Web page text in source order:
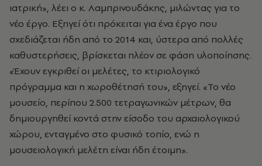
ιατρική», λέει ο κ. Λαμπρινουδάκης, μιλώντας για το
νέο έργο. Εξηγεί ότι πρόκειται για ένα έργο που
σχεδιάζεται ήδη από το 2014 και, ύστερα από πολλές
καθυστερήσεις, βρίσκεται πλέον σε φάση υλοποίησης.
«Έχουν εγκριθεί οι μελέτες, το κτιριολογικό
πρόγραμμα και η χωροθέτησή του», εξηγεί. «Το νέο
μουσείο, περίπου 2.500 τετραγωνικών μέτρων, θα
δημιουργηθεί κοντά στην είσοδο του αρχαιολογικού
χώρου, ενταγμένο στο φυσικό τοπίο, ενώ η
μουσειολογική μελέτη είναι ήδη έτοιμη».